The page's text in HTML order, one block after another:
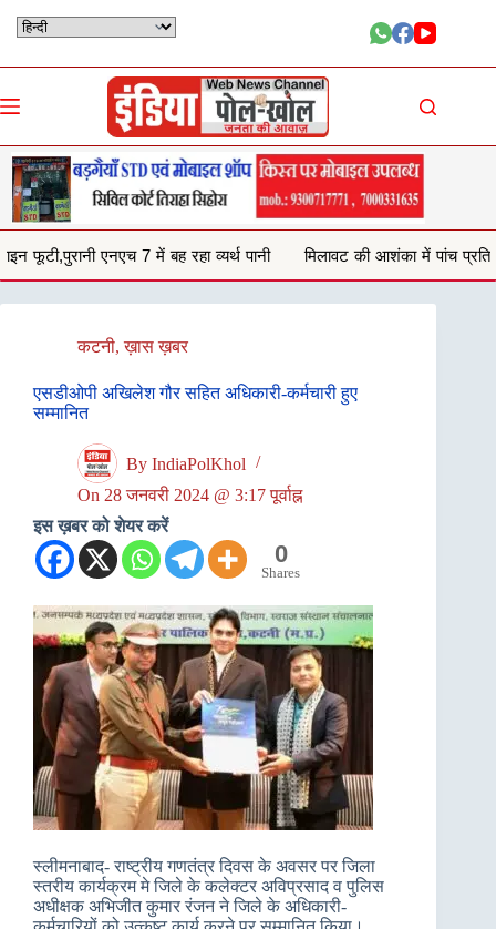
व्यर्थ पानी मिलावट की आशंका में पांच प्रतिष्ठानों से जब्त किया 132
कटनी,ख़ास ख़बर
एसडीओपी अखिलेश गौर सहित अधिकारी-कर्मचारी हुए
सम्मानित
By IndiaPolKhol
On 28 जनवरी 2024 @ 3:17 पूर्वाह्न
इस ख़बर को शेयर करें
0
Shares
स्लीमनाबाद- राष्ट्रीय गणतंत्र दिवस के अवसर पर जिला
स्तरीय कार्यक्रम मे जिले के कलेक्टर अविप्रसाद व पुलिस
अधीक्षक अभिजीत कुमार रंजन ने जिले के अधिकारी-